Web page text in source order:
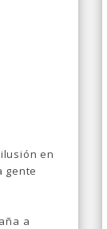
en
gente
a